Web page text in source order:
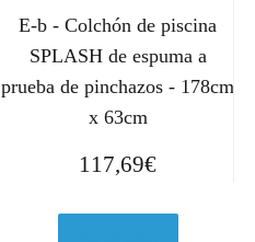
E-b - Colchón de piscina
SPLASH de espuma a
prueba de pinchazos - 178cm
x 63cm
117,69€